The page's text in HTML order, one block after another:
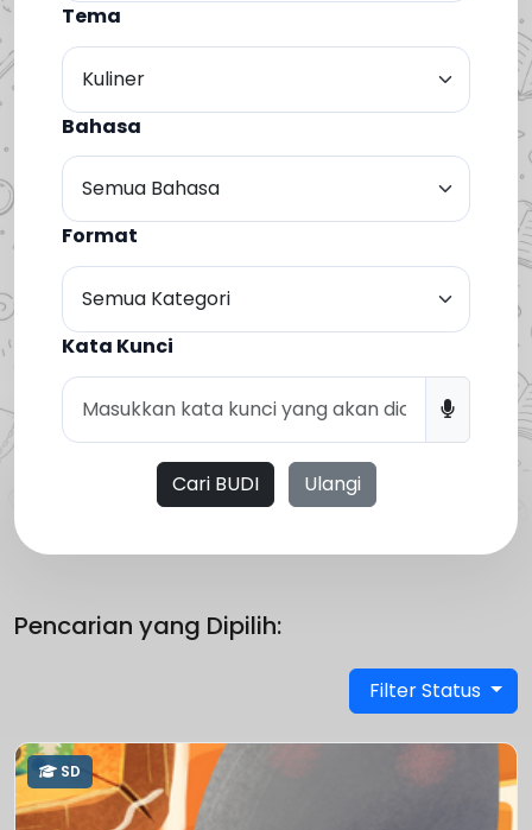
Tema
Bahasa
Format
Kata Kunci
Cari BUDI Ulangi
Pencarian yang Dipilih:
Filter Status
SD